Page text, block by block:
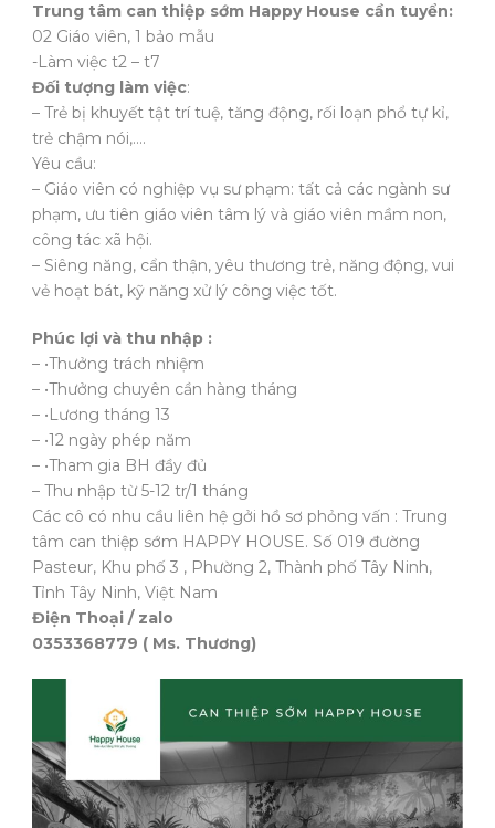
Trung tâm can thiệp sớm Happy House cần tuyển:
02 Giáo viên, 1 bảo mẫu
-Làm việc t2 – t7
Đối tượng làm việc:
– Trẻ bị khuyết tật trí tuệ, tăng động, rối loạn phổ tự kỉ,
trẻ chậm nói,….
Yêu cầu:
– Giáo viên có nghiệp vụ sư phạm: tất cả các ngành sư
phạm, ưu tiên giáo viên tâm lý và giáo viên mầm non,
công tác xã hội.
– Siêng năng, cẩn thận, yêu thương trẻ, năng động, vui
vẻ hoạt bát, kỹ năng xử lý công việc tốt.
Phúc lợi và thu nhập :
– •Thưởng trách nhiệm
– •Thưởng chuyên cần hàng tháng
– •Lương tháng 13
– •12 ngày phép năm
– •Tham gia BH đầy đủ
– Thu nhập từ 5-12 tr/1 tháng
Các cô có nhu cầu liên hệ gởi hồ sơ phỏng vấn : Trung
tâm can thiệp sớm HAPPY HOUSE. Số 019 đường
Pasteur, Khu phố 3 , Phường 2, Thành phố Tây Ninh,
Tỉnh Tây Ninh, Việt Nam
Điện Thoại / zalo
0353368779 ( Ms. Thương)